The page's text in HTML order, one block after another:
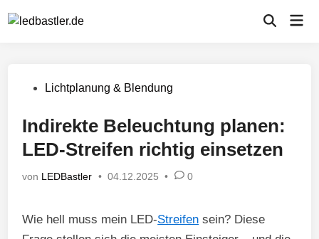
Inhalt
Suche
Veröffentlicht
Lichtplanung & Blendung
Indirekte Beleuchtung planen:
LED-Streifen richtig einsetzen
von LEDBastler • 04.12.2025 • 0
Wie hell muss mein LED-Streifen sein? Diese